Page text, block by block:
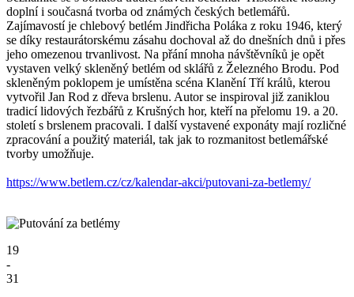
doplní i současná tvorba od známých českých betlemářů.
Zajímavostí je chlebový betlém Jindřicha Poláka z roku 1946, který
se díky restaurátorskému zásahu dochoval až do dnešních dnů i přes
jeho omezenou trvanlivost. Na přání mnoha návštěvníků je opět
vystaven velký skleněný betlém od sklářů z Železného Brodu. Pod
skleněným poklopem je umístěna scéna Klanění Tří králů, kterou
vytvořil Jan Rod z dřeva brslenu. Autor se inspiroval již zaniklou
tradicí lidových řezbářů z Krušných hor, kteří na přelomu 19. a 20.
století s brslenem pracovali. I další vystavené exponáty mají rozličné
zpracování a použitý materiál, tak jak to rozmanitost betlemářské
tvorby umožňuje.
https://www.betlem.cz/cz/kalendar-akci/putovani-za-betlemy/
19
-
31